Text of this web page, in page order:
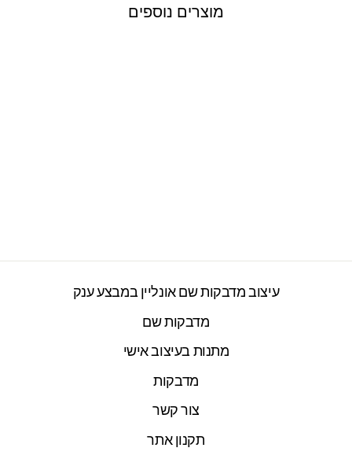
מוצרים נוספים
עיצוב מדבקות שם אונליין במבצע ענק
מדבקות שם
מתנות בעיצוב אישי
מדבקות
צור קשר
תקנון אתר